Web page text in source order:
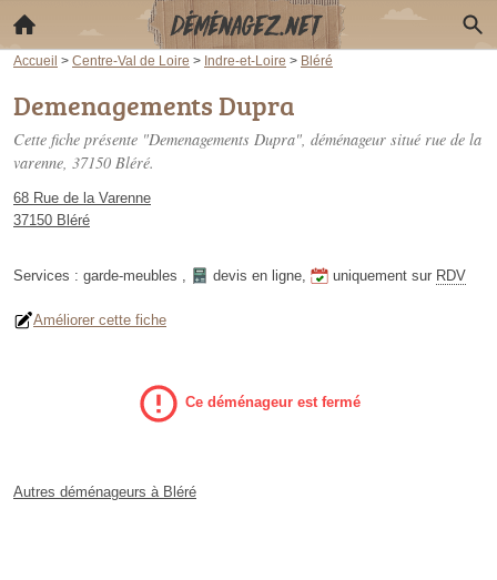
Accueil > Centre-Val de Loire > Indre-et-Loire > Bléré
Demenagements Dupra
Cette fiche présente "Demenagements Dupra", déménageur situé rue de la
varenne, 37150 Bléré.
68 Rue de la Varenne
37150 Bléré
Services : garde-meubles , devis en ligne, uniquement sur RDV
Améliorer cette fiche
Ce déménageur est fermé
Autres déménageurs à Bléré